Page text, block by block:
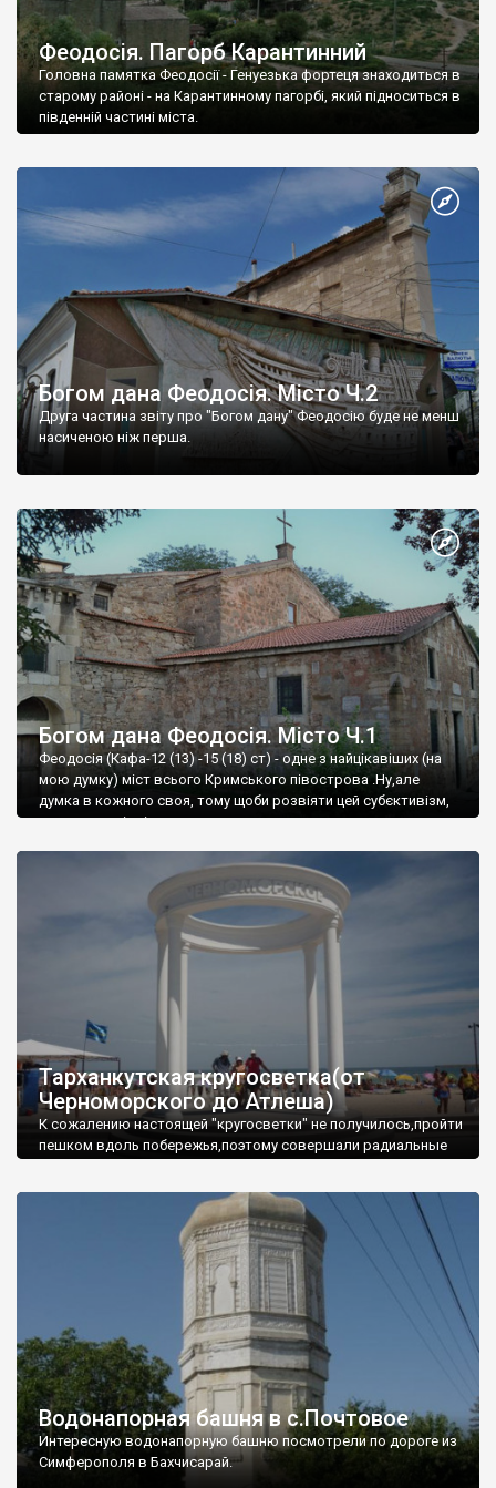
Феодосія. Пагорб Карантинний
Головна памятка Феодосії - Генуезька фортеця знаходиться в
старому районі - на Карантинному пагорбі, який підноситься в
південній частині міста.
Богом дана Феодосія. Місто Ч.2
Друга частина звіту про "Богом дану" Феодосію буде не менш
насиченою ніж перша.
Богом дана Феодосія. Місто Ч.1
Феодосія (Кафа-12 (13) -15 (18) ст) - одне з найцікавіших (на
мою думку) міст всього Кримського півострова .Ну,але
думка в кожного своя, тому щоби розвіяти цей субєктивізм,
запрошую відвідати це
Тарханкутская кругосветка(от
Черноморского до Атлеша)
К сожалению настоящей "кругосветки" не получилось,пройти
пешком вдоль побережья,поэтому совершали радиальные
Водонапорная башня в с.Почтовое
Интересную водонапорную башню посмотрели по дороге из
Симферополя в Бахчисарай.